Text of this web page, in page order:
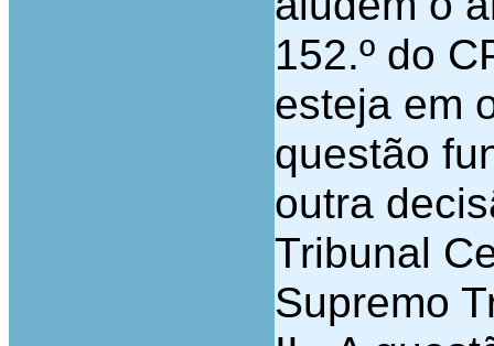
152.º do
esteja em
questão
outra
Tribunal
Supremo